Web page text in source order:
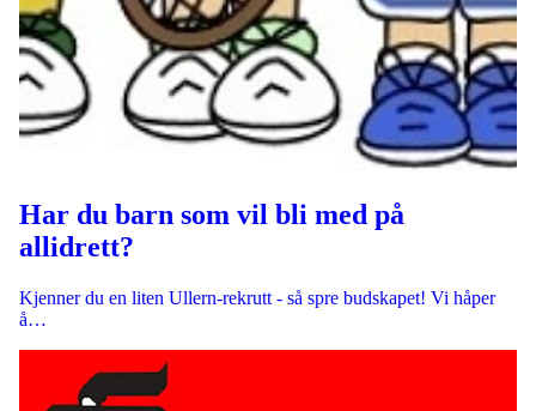
Har du barn som vil bli med på
allidrett?
Kjenner du en liten Ullern-rekrutt - så spre budskapet! Vi håper
å…